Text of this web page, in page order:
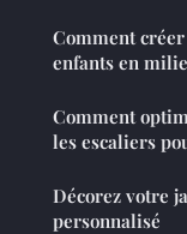
Comment
enfants en
Comment
les escaliers
Décorez votre
personnalisé